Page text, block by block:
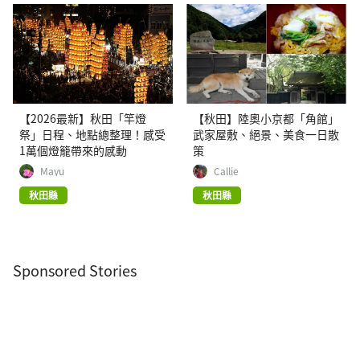
【2026最新】秋田「竿燈
祭」日程、地點總整理！感受
1萬個燈籠帶來的感動
Mayu
秋田縣
【秋田】陸奧小京都「角館」
武家屋敷、絕景、美食一日散
策
Callie
秋田縣
Sponsored Stories